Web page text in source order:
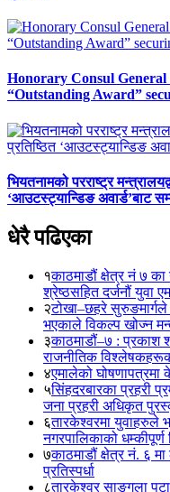
Honorary Consul General
“Outstanding Award”
भियतनामको परराष्ट्र
‘आउटस्ट्यान्डिङ अवार्ड’बाट
धेरै पढिएका
१काठमाडौं क्षेत्र नं ७
श्रेष्ठसहित दर्जनौं युवा
२टोखा–छहरे सुरुङमार्गले
भएकाले विकल्प खोज्न
३काठमाडौं–७ : प्रकाश
राजनीतिक
४एमालेको घोषणापत्रमा
५सिंहदरबारका प्रहरी
जना प्रहरी अधिकृत
६तारकेश्वरमा युवाहरुले
नगरपालिकाको धम्कीपूर्ण
७काठमाडौं क्षेत्र नं. ६
प्रतिस्पर्धा
८तारकेश्वर साङ्गला